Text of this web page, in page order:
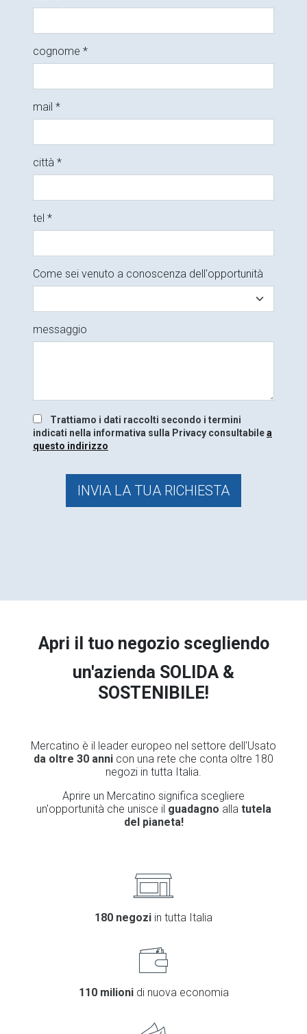
cognome *
mail *
città *
tel *
Come sei venuto a conoscenza dell'opportunità
messaggio
Trattiamo i dati raccolti secondo i termini
indicati nella informativa sulla Privacy consultabilea
questo indirizzo
INVIA LA TUA RICHIESTA
Apri il tuo negozio scegliendo
un'azienda SOLIDA &
SOSTENIBILE!
Mercatino è il leader europeo nel settore dell'Usato
da oltre 30 anni con una rete che conta oltre 180
negozi in tutta Italia.
Aprire un Mercatino significa scegliere
un'opportunità che unisce il guadagno alla tutela
del pianeta!
180 negozi in tutta Italia
110 milioni di nuova economia